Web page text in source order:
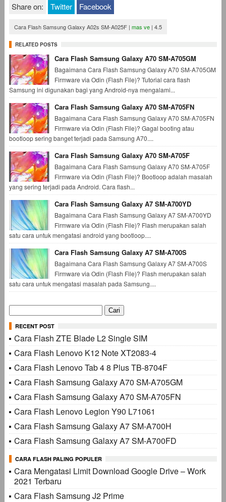
Share on: Twitter Facebook
Cara Flash Samsung Galaxy A02s SM-A025F| mas ve | 4.5
RELATED POSTS
Cara Flash Samsung Galaxy A70 SM-A705GM
Bagaimana Cara Flash Samsung Galaxy A70 SM-A705GM
Firmware via Odin (Flash File)? Tutorial cara flash
Samsung ini digunakan bagi yang Android-nya mengalami...
Cara Flash Samsung Galaxy A70 SM-A705FN
Bagaimana Cara Flash Samsung Galaxy A70 SM-A705FN
Firmware via Odin (Flash File)? Gagal booting atau
bootloop sering banget terjadi pada Samsung A70....
Cara Flash Samsung Galaxy A70 SM-A705F
Bagaimana Cara Flash Samsung Galaxy A70 SM-A705F
Firmware via Odin (Flash File)? Bootloop adalah masalah
yang sering terjadi pada Android. Cara flash...
Cara Flash Samsung Galaxy A7 SM-A700YD
Bagaimana Cara Flash Samsung Galaxy A7 SM-A700YD
Firmware via Odin (Flash File)? Flash merupakan salah
satu cara untuk mengatasi android yang bootloop....
Cara Flash Samsung Galaxy A7 SM-A700S
Bagaimana Cara Flash Samsung Galaxy A7 SM-A700S
Firmware via Odin (Flash File)? Flash merupakan salah
satu cara untuk mengatasi masalah pada Samsung....
Cari
untuk:
RECENT POST
Cara Flash ZTE Blade L2 Single SIM
Cara Flash Lenovo K12 Note XT2083-4
Cara Flash Lenovo Tab 4 8 Plus TB-8704F
Cara Flash Samsung Galaxy A70 SM-A705GM
Cara Flash Samsung Galaxy A70 SM-A705FN
Cara Flash Lenovo Legion Y90 L71061
Cara Flash Samsung Galaxy A7 SM-A700H
Cara Flash Samsung Galaxy A7 SM-A700FD
CARA FLASH PALING POPULER
Cara Mengatasi Limit Download Google Drive – Work
2021 Terbaru
Cara Flash Samsung J2 Prime